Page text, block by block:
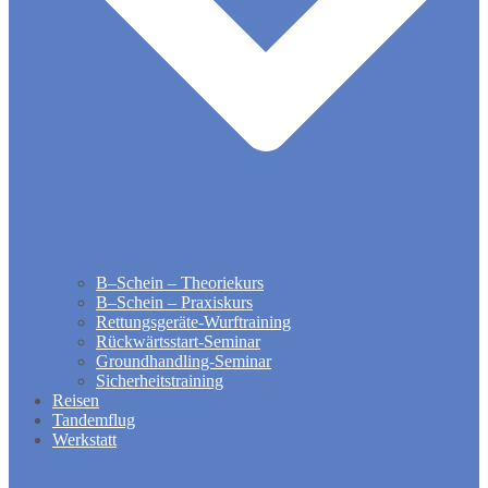
B–Schein – Theoriekurs
B–Schein – Praxiskurs
Rettungsgeräte-Wurftraining
Rückwärtsstart-Seminar
Groundhandling​-Seminar
Sicherheitstraining
Reisen
Tandemflug
Werkstatt